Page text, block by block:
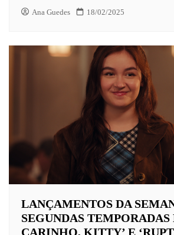
Ana Guedes 18/02/2025
LANÇAMENTOS DA
SEGUNDAS TEMPORADAS
CARINHO, KITTY’ E